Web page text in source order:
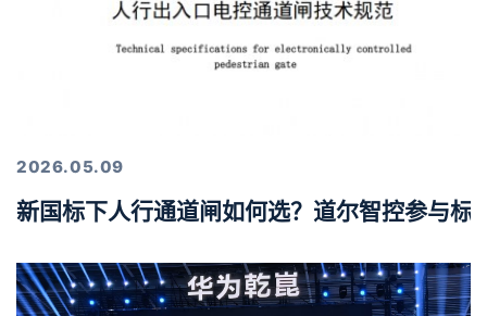
2026.05.09
新国标下人行通道闸如何选？道尔智控参与标